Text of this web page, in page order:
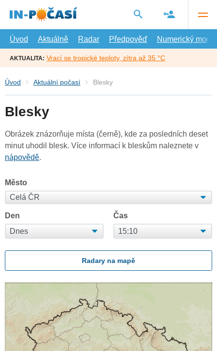
hlavní
Úvod
Aktuálně Radar Předpověď Numerický model
AKTUALITA: Vrací se tropické teploty, zítra až 35 °C
Úvod Aktuální počasí Blesky
Blesky
Obrázek znázorňuje místa (černě), kde za posledních deset
minut uhodil blesk. Více informací k bleskům naleznete v
nápovědě.
Město
Den Čas
Radary na mapě